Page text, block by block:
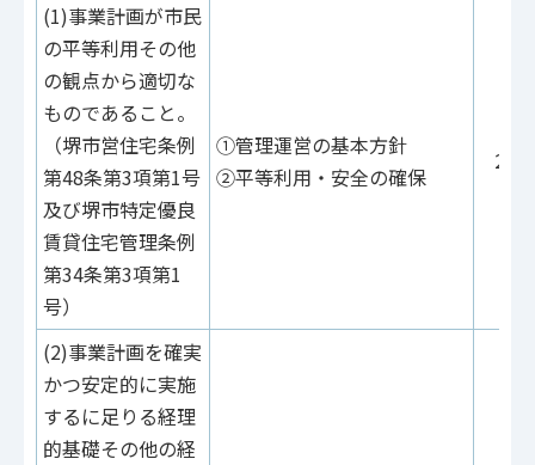
(1)事業計画が市民
の平等利用その他
の観点から適切な
ものであること。
（堺市営住宅条例
第48条第3項第1号
及び堺市特定優良
賃貸住宅管理条例
第34条第3項第1
号）
①管理運営の基本方針
②平等利用・安全の確保
20点
(2)事業計画を確実
かつ安定的に実施
するに足りる経理
的基礎その他の経